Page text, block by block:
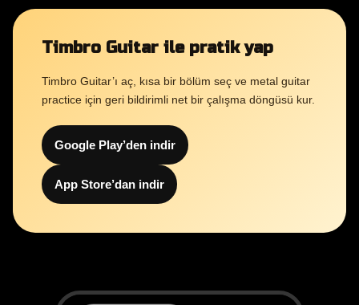
Timbro Guitar ile pratik yap
Timbro Guitar’ı aç, kısa bir bölüm seç ve metal guitar
practice için geri bildirimli net bir çalışma döngüsü kur.
Google Play’den indir
App Store’dan indir